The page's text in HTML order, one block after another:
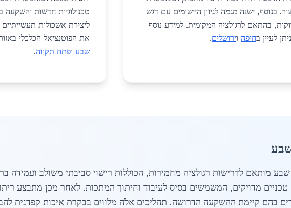
בנוסף, ישנה מגמה לגיוון היישומים עם דגש
בהתאם לרגולציה המקומית. למידע נוסף
לעיין בחיפה וירושלים.
טכנולוגיות חדשות
ליצירת אשכולות
את הפוטנציאל הכלכלי
שבע ופתח תקווה.
מותאם לדרישות רגולציה מחמירות, הכוללות רישוי סביבתי משולב ועמידה
בהם קיימת ההשקעה הדרושה. תהליכים אלה מלווים בבקרת איכות קפדנית